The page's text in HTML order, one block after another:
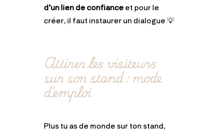
d’un lien de confianceet pour le
créer, il faut instaurer un dialogue 💡
Attirer les visiteurs
sur son stand : mode
d’emploi
Plus tu as de monde sur ton stand,